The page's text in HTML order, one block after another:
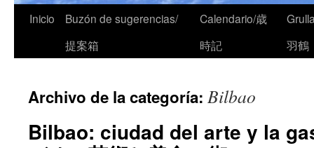
Inicio
Buzón de sugerencias/
提案箱
Calendario/歳
時記
羽鶴
Archivo de la categoría: Bilbao
Bilbao: ciudad del arte y la